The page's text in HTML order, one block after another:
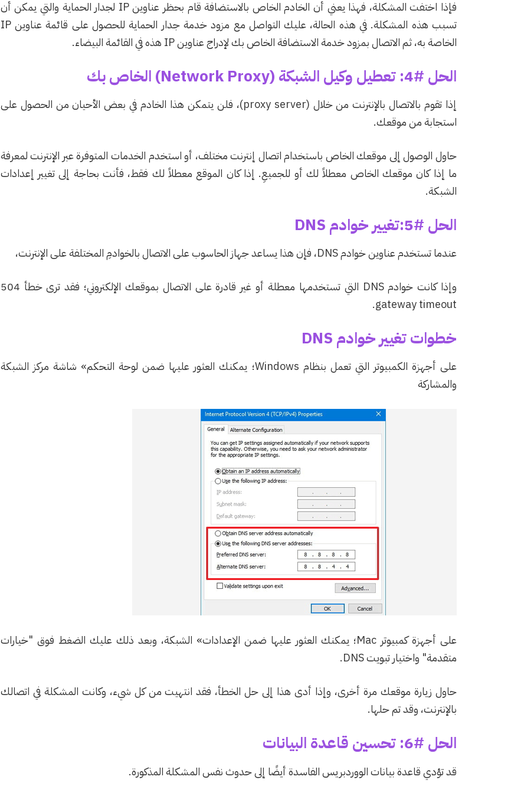
فإذا اختفت المشكلة، فهذا يعني أن الخادم الخاص بالاستضافة قام بحظر عناوين IP لجدار الحماية والتي يمكن أن
تسبب هذه المشكلة. في هذه الحالة، عليك التواصل مع مزود خدمة جدار الحماية للحصول على قائمة عناوين IP
الخاصة به، ثم الاتصال بمزود خدمة الاستضافة الخاص بك لإدراج عناوين IP هذه في القائمة البيضاء.
الحل #4: تعطيل وكيل الشبكة (Network Proxy) الخاص بك
إذا تقوم بالاتصال بالإنترنت من خلال (proxy server)، فلن يتمكن هذا الخادم في بعض الأحيان من الحصول على
استجابة من موقعك.
حاول الوصول إلى موقعك الخاص باستخدام اتصال إنترنت مختلف، أو استخدم الخدمات المتوفرة عبر الإنترنت لمعرفة
ما إذا كان موقعك الخاص معطلاً لك أو للجميعِ. إذا كان الموقع معطلاً لك فقط، فأنت بحاجة إلى تغيير إعدادات
الشبكة.
الحل #5:تغيير خوادم DNS
عندما تستخدم عناوين خوادم DNS، فإن هذا يساعد جهاز الحاسوب على الاتصال بالخوادمِ المختلفة على الإنترنت،
وإذا كانت خوادم DNS التي تستخدمها معطلة أو غير قادرة على الاتصال بموقعك الإلكتروني؛ فقد ترى خطأ 504
gateway timeout.
خطوات تغيير خوادم DNS
على أجهزة الكمبيوتر التي تعمل بنظام Windows؛ يمكنك العثور عليها ضمن لوحة التحكم» شاشة مركز الشبكة
والمشاركة
على أجهزة كمبيوتر Mac؛ يمكنك العثور عليها ضمن الإعدادات» الشبكة، وبعد ذلك عليك الضغط فوق "خيارات
متقدمة" واختيار تبويت DNS.
حاول زيارة موقعك مرة أخرى، وإذا أدى هذا إلى حل الخطأ، فقد انتهيت من كل شيء، وكانت المشكلة في اتصالك
بالإنترنت، وقد تم حلها.
الحل #6: تحسين قاعدة البيانات
قد تؤدي قاعدة بيانات الووردبريس الفاسدة أيضًا إلى حدوث نفس المشكلة المذكورة.